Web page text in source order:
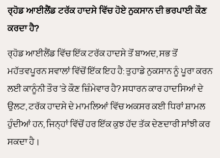
ਰ੍ਹੋਡ ਆਈਲੈਂਡ ਟਰੱਕ ਹਾਦਸੇ ਵਿੱਚ ਹੋਏ ਨੁਕਸਾਨ ਦੀ ਭਰਪਾਈ ਕੌਣ
ਕਰਦਾ ਹੈ?
ਰ੍ਹੋਡ ਆਈਲੈਂਡ ਵਿੱਚ ਇੱਕ ਟਰੱਕ ਹਾਦਸੇ ਤੋਂ ਬਾਅਦ, ਸਭ ਤੋਂ
ਮਹੱਤਵਪੂਰਨ ਸਵਾਲਾਂ ਵਿੱਚੋਂ ਇੱਕ ਇਹ ਹੈ: ਤੁਹਾਡੇ ਨੁਕਸਾਨ ਨੂੰ ਪੂਰਾ ਕਰਨ
ਲਈ ਕਾਨੂੰਨੀ ਤੌਰ ‘ਤੇ ਕੌਣ ਜ਼ਿੰਮੇਵਾਰ ਹੈ? ਸਧਾਰਨ ਕਾਰ ਹਾਦਸਿਆਂ ਦੇ
ਉਲਟ, ਟਰੱਕ ਹਾਦਸੇ ਦੇ ਮਾਮਲਿਆਂ ਵਿੱਚ ਅਕਸਰ ਕਈ ਧਿਰਾਂ ਸ਼ਾਮਲ
ਹੁੰਦੀਆਂ ਹਨ, ਜਿਨ੍ਹਾਂ ਵਿੱਚੋਂ ਹਰ ਇੱਕ ਕੁਝ ਹੱਦ ਤੱਕ ਦੇਣਦਾਰੀ ਸਾਂਝੀ ਕਰ
ਸਕਦਾ ਹੈ।